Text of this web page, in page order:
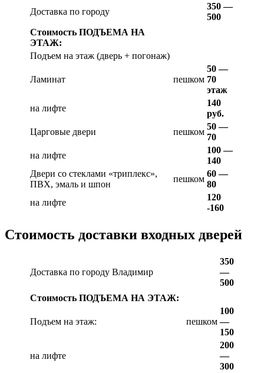
Доставка по городу
350 —
500
Стоимость ПОДЪЕМА НА
ЭТАЖ:
Подъем на этаж (дверь + погонаж)
Ламинат пешком
50 —
70
этаж
на лифте
140
руб.
Царговые двери
пешком
50 —
70
на лифте
100 —
140
Двери со стеклами «триплекс»,
ПВХ, эмаль и шпон
пешком
60 —
80
на лифте
120
-160
Стоимость доставки входных дверей
Доставка по городу Владимир
350
—
500
Стоимость ПОДЪЕМА НА ЭТАЖ:
Подъем на этаж: пешком
100
—
150
на лифте
200
—
300